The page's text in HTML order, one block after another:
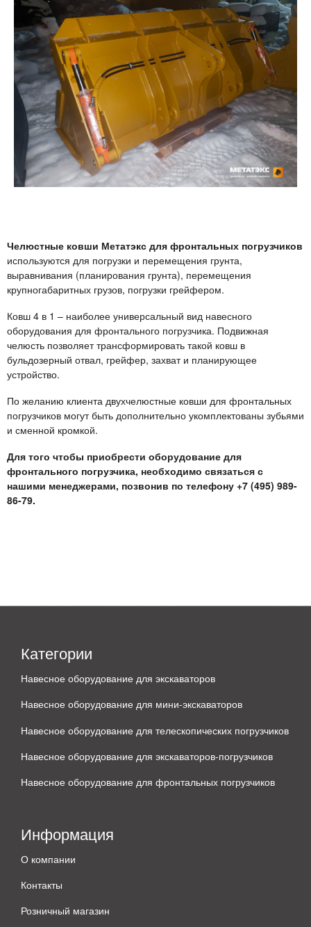
Челюстные ковши Метатэкс для фронтальных погрузчиков
используются для погрузки и перемещения грунта,
выравнивания (планирования грунта), перемещения
крупногабаритных грузов, погрузки грейфером.
Ковш 4 в 1 – наиболее универсальный вид навесного
оборудования для фронтального погрузчика. Подвижная
челюсть позволяет трансформировать такой ковш в
бульдозерный отвал, грейфер, захват и планирующее
устройство.
По желанию клиента двухчелюстные ковши для фронтальных
погрузчиков могут быть дополнительно укомплектованы зубьями
и сменной кромкой.
Для того чтобы приобрести оборудование для
фронтального погрузчика, необходимо связаться с
нашими менеджерами, позвонив по телефону +7 (495) 989-
86-79.
Категории
Навесное оборудование для экскаваторов
Навесное оборудование для мини-экскаваторов
Навесное оборудование для телескопических погрузчиков
Навесное оборудование для экскаваторов-погрузчиков
Навесное оборудование для фронтальных погрузчиков
Информация
О компании
Контакты
Розничный магазин